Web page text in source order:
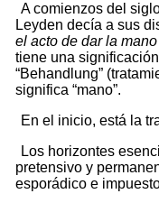
A comienzos del
Leyden decía a sus
el acto de dar la mano
tiene una
“Behandlung”
significa “mano”.
En el inicio, está la
Los horizontes
pretensivo y
esporádico e